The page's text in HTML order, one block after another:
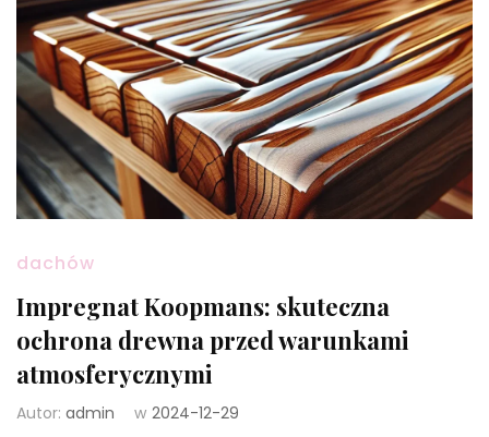
dachów
Impregnat Koopmans: skuteczna
ochrona drewna przed warunkami
atmosferycznymi
Autor: admin w 2024-12-29